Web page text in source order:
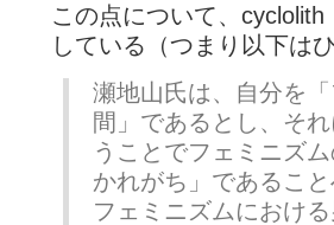
この点について、
している（つまり以下は
瀬地山氏は、自分を
間」であるとし、そ
うことでフェミニズ
かれがち」であるこ
フェミニズムにおけ